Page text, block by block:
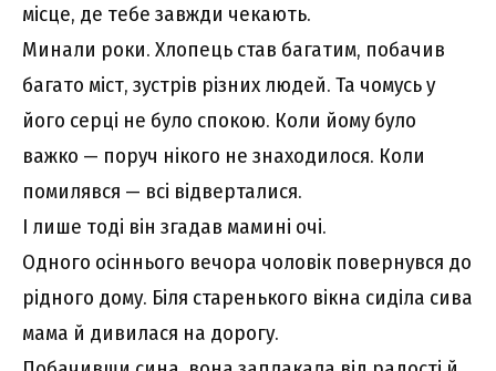
місце, де тебе завжди чекають.
Минали роки. Хлопець став багатим, побачив
багато міст, зустрів різних людей. Та чомусь у
його серці не було спокою. Коли йому було
важко — поруч нікого не знаходилося. Коли
помилявся — всі відверталися.
І лише тоді він згадав мамині очі.
Одного осіннього вечора чоловік повернувся до
рідного дому. Біля старенького вікна сиділа сива
мама й дивилася на дорогу.